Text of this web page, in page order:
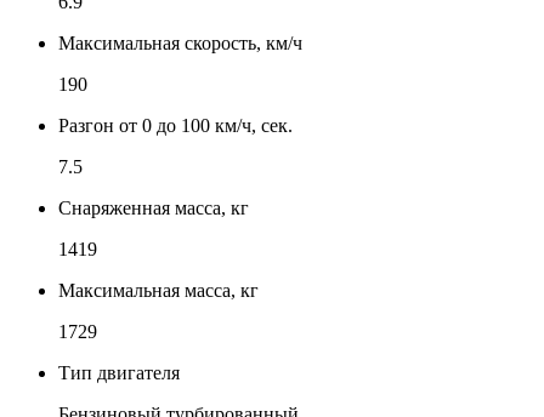
Максимальная скорость, км/ч
190
Разгон от 0 до 100 км/ч, сек.
7.5
Снаряженная масса, кг
1419
Максимальная масса, кг
1729
Тип двигателя